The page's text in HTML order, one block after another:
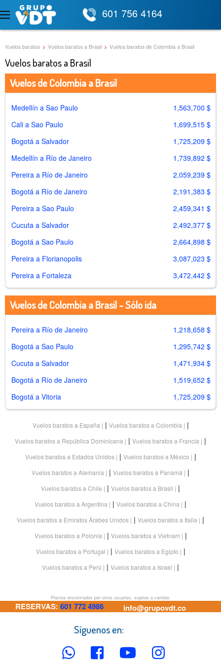
601 756 4164
Vuelos baratos > Vuelos baratos a Brasil > Vuelos baratos de Colombia a Brasil
Vuelos baratos a Brasil
Vuelos de Colombia a Brasil
Medellín a Sao Paulo
1,563,700 $
Cali a Sao Paulo
1,699,515 $
Bogotá a Salvador
1,725,209 $
Medellín a Río de Janeiro
1,739,892 $
Pereira a Río de Janeiro
2,059,239 $
Bogotá a Río de Janeiro
2,191,383 $
Pereira a Sao Paulo
2,459,341 $
Cucuta a Salvador
2,492,377 $
Bogotá a Sao Paulo
2,664,898 $
Pereira a Florianopolis
3,087,023 $
Pereira a Fortaleza
3,472,442 $
Vuelos de Colombia a Brasil - Sólo ida
Pereira a Río de Janeiro
1,218,658 $
Bogotá a Sao Paulo
1,295,742 $
Cucuta a Salvador
1,471,934 $
Bogotá a Río de Janeiro
1,519,652 $
Bogotá a Vitoria
1,725,209 $
Vuelos baratos a España | Vuelos baratos a Colombia |
Vuelos baratos a República Dominicana | Vuelos baratos a Francia |
Vuelos baratos a Estados Unidos | Vuelos baratos a México |
Vuelos baratos a Alemania | Vuelos baratos a Panamá |
Vuelos baratos a Chile | Vuelos baratos a Brasil |
Vuelos baratos a Argentina | Vuelos baratos a China |
Vuelos baratos a Emiratos Árabes Unidos | Vuelos baratos a Italia |
Vuelos baratos a Polonia | Vuelos baratos a Vietnam |
Vuelos baratos a Portugal | Vuelos baratos a Egipto |
Vuelos baratos a Perú | Vuelos baratos a Israel |
Precios encontrados por otros usuarios, sujetos a cambio.
RESERVAS: 601 772 4986 info@grupovdt.co
Síguenos en: